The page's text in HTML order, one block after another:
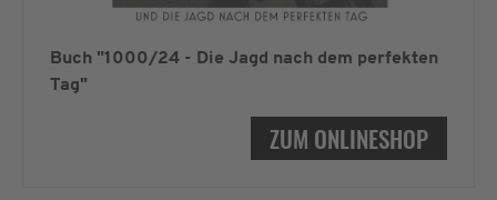
Buch "1000/24 - Die Jagd nach dem perfekten
Tag"
ZUM ONLINESHOP